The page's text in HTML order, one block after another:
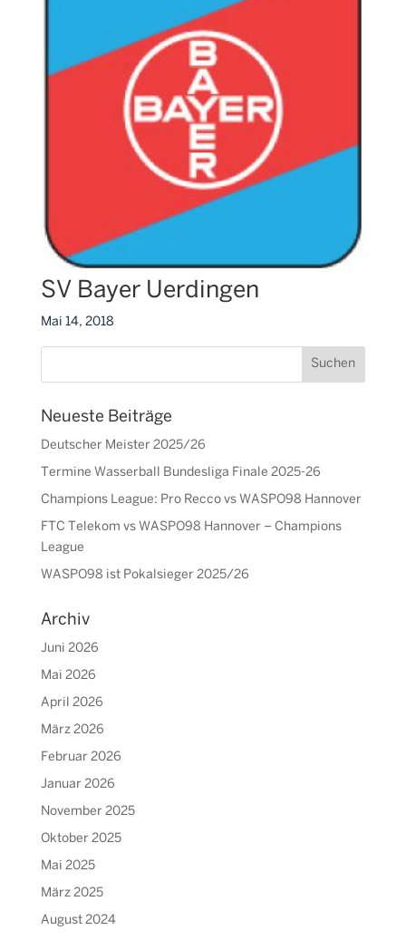
SV Bayer Uerdingen
Mai 14, 2018
Neueste Beiträge
Deutscher Meister 2025/26
Termine Wasserball Bundesliga Finale 2025-26
Champions League: Pro Recco vs WASPO98 Hannover
FTC Telekom vs WASPO98 Hannover – Champions
League
WASPO98 ist Pokalsieger 2025/26
Archiv
Juni 2026
Mai 2026
April 2026
März 2026
Februar 2026
Januar 2026
November 2025
Oktober 2025
Mai 2025
März 2025
August 2024